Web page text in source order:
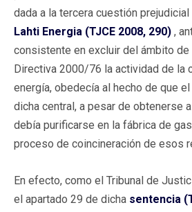
dada a la tercera cuestión prejudicial
Lahti Energia (TJCE 2008, 290) ,
consistente en excluir del ámbito de
Directiva 2000/76 la actividad de la
energía, obedecía al hecho de que
dicha central, a pesar de obtenerse
debía purificarse en la fábrica de
proceso de coincineración de esos
En efecto, como el Tribunal de
el apartado 29 de dicha sentencia